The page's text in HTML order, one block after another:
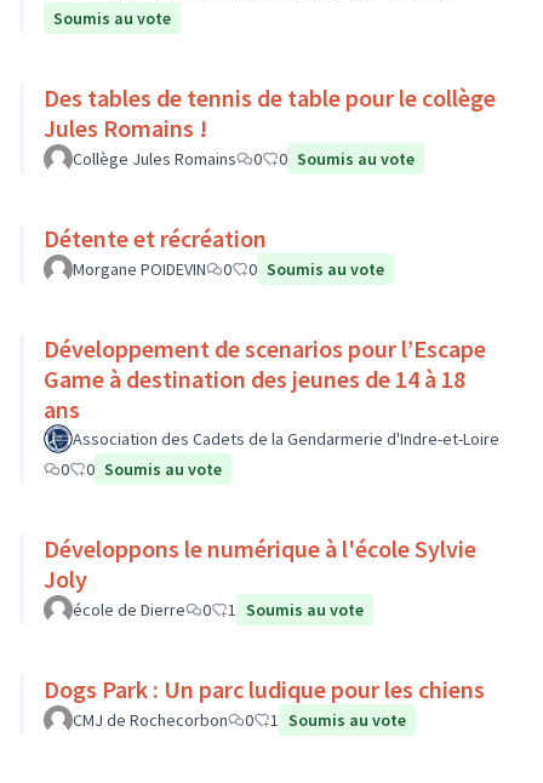
Soumis au vote
Des tables de tennis de table pour le collège
Jules Romains !
Collège Jules Romains 0 0 Soumis au vote
Détente et récréation
Morgane POIDEVIN 0 0 Soumis au vote
Développement de scenarios pour l’Escape
Game à destination des jeunes de 14 à 18
ans
Association des Cadets de la Gendarmerie d'Indre-et-Loire
0
0 Soumis au vote
Développons le numérique à l'école Sylvie
Joly
école de Dierre 0 1 Soumis au vote
Dogs Park : Un parc ludique pour les chiens
CMJ de Rochecorbon 0 1 Soumis au vote